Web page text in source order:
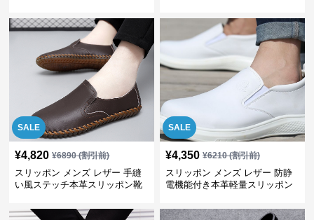
SALE
¥4,820 ¥6890(割引前)
スリッポン メンズ レザー 手縫
い風ステッチ本革スリッポン靴
SALE
¥4,350 ¥6210(割引前)
スリッポン メンズ レザー 防静
電機能付き本革軽量スリッポン